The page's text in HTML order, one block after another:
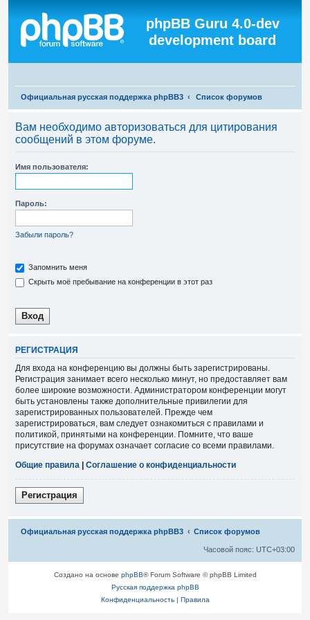
phpBB Guru 4.0-dev
development board
Официальная русская поддержка phpBB3 Список форумов
Вам необходимо авторизоваться для цитирования
сообщений в этом форуме.
Имя пользователя:
Пароль:
Забыли пароль?
Запомнить меня
Скрыть моё пребывание на конференции в этот раз
РЕГИСТРАЦИЯ
Для входа на конференцию вы должны быть зарегистрированы.
Регистрация занимает всего несколько минут, но предоставляет вам
более широкие возможности. Администратором конференции могут
быть установлены также дополнительные привилегии для
зарегистрированных пользователей. Прежде чем
зарегистрироваться, вам следует ознакомиться с правилами и
политикой, принятыми на конференции. Помните, что ваше
присутствие на форумах означает согласие со всеми правилами.
Общие правила
Соглашение о конфиденциальности
Регистрация
Официальная русская поддержка phpBB3 Список форумов
Часовой пояс: UTC+03:00
Связаться с
Создано на основе phpBB® Forum Software © phpBB Limited
Русская поддержка phpBB
Конфиденциальность| Правила